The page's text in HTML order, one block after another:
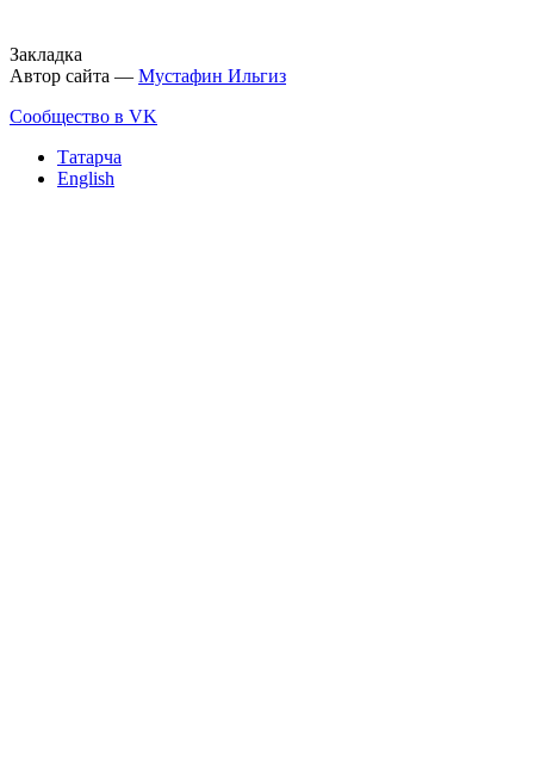
Закладка
Автор сайта — Мустафин Ильгиз
Сообщество в VK
Татарча
English